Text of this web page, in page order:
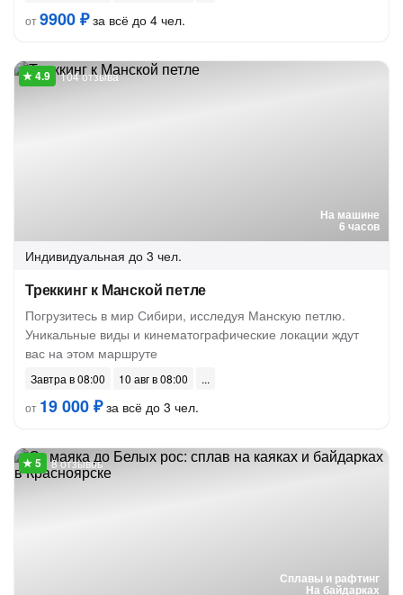
от9900 ₽за всё до 4 чел.
На машине
6 часов
104 отзыва
Индивидуальная до 3 чел.
Треккинг к Манской петле
Погрузитесь в мир Сибири, исследуя Манскую петлю.
Уникальные виды и кинематографические локации ждут
вас на этом маршруте
Завтра в 08:00
10 авг в 08:00
от 19 000 ₽за всё до 3 чел.
Сплавы и рафтинг
На байдарках
8 отзывов